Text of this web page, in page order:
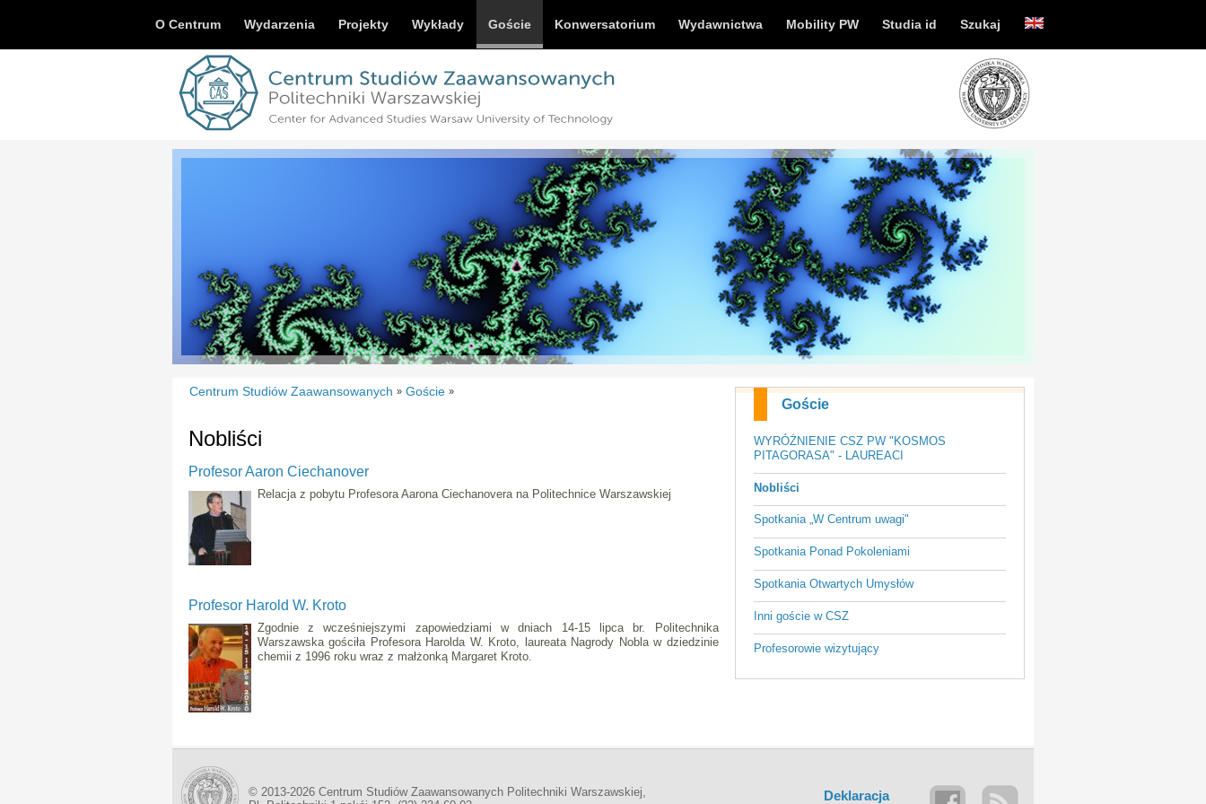
O Centrum Wydarzenia Projekty Wykłady Goście Konwersatorium Wydawnictwa Mobility PW Studia id Szukaj
Goście
WYRÓŻNIENIE CSZ PW "KOSMOS
PITAGORASA" - LAUREACI
Nobliści
Spotkania „W Centrum uwagi"
Spotkania Ponad Pokoleniami
Spotkania Otwartych Umysłów
Inni goście w CSZ
Profesorowie wizytujący
Centrum Studiów Zaawansowanych » Goście »
Nobliści
Profesor Aaron Ciechanover
Relacja z pobytu Profesora Aarona Ciechanovera na Politechnice Warszawskiej
Profesor Harold W. Kroto
Zgodnie z wcześniejszymi zapowiedziami w dniach 14-15 lipca br. Politechnika
Warszawska gościła Profesora Harolda W. Kroto, laureata Nagrody Nobla w dziedzinie
chemii z 1996 roku wraz z małżonką Margaret Kroto.
Deklaracja
© 2013-2026 Centrum Studiów Zaawansowanych Politechniki Warszawskiej,